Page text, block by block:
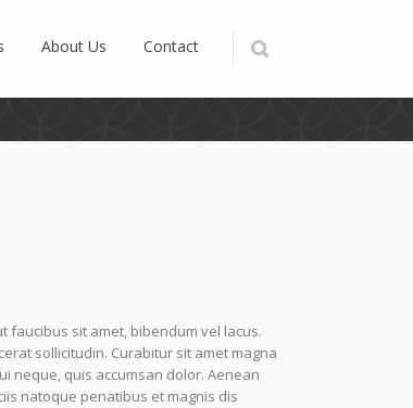
About Us Contact
faucibus sit amet, bibendum vel lacus.
sollicitudin. Curabitur sit amet magna
neque, quis accumsan dolor. Aenean
natoque penatibus et magnis dis